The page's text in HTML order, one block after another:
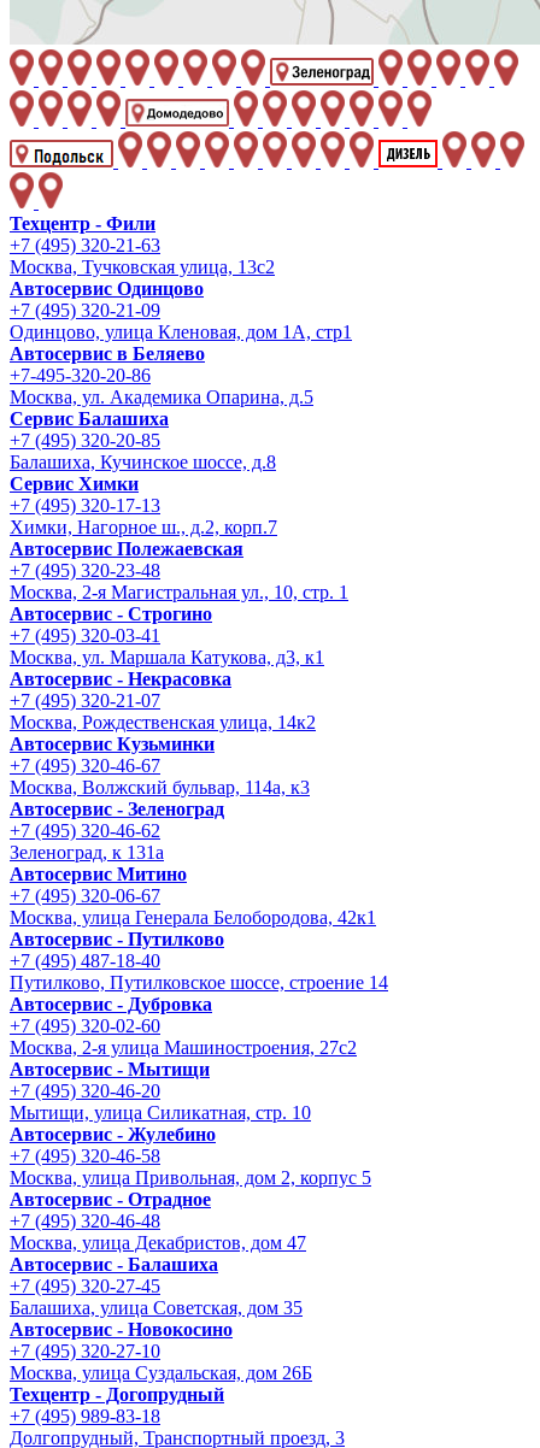
Техцентр - Фили
+7 (495) 320-21-63
Москва, Тучковская улица, 13с2
Автосервис Одинцово
+7 (495) 320-21-09
Одинцово, улица Кленовая, дом 1А, стр1
Автосервис в Беляево
+7-495-320-20-86
Москва, ул. Академика Опарина, д.5
Сервис Балашиха
+7 (495) 320-20-85
Балашиха, Кучинское шоссе, д.8
Сервис Химки
+7 (495) 320-17-13
Химки, Нагорное ш., д.2, корп.7
Автосервис Полежаевская
+7 (495) 320-23-48
Москва, 2-я Магистральная ул., 10, стр. 1
Автосервис - Строгино
+7 (495) 320-03-41
Москва, ул. Маршала Катукова, д3, к1
Автосервис - Некрасовка
+7 (495) 320-21-07
Москва, Рождественская улица, 14к2
Автосервис Кузьминки
+7 (495) 320-46-67
Москва, Волжский бульвар, 114а, к3
Автосервис - Зеленоград
+7 (495) 320-46-62
Зеленоград, к 131а
Автосервис Митино
+7 (495) 320-06-67
Москва, улица Генерала Белобородова, 42к1
Автосервис - Путилково
+7 (495) 487-18-40
Путилково, Путилковское шоссе, строение 14
Автосервис - Дубровка
+7 (495) 320-02-60
Москва, 2-я улица Машиностроения, 27с2
Автосервис - Мытищи
+7 (495) 320-46-20
Мытищи, улица Силикатная, стр. 10
Автосервис - Жулебино
+7 (495) 320-46-58
Москва, улица Привольная, дом 2, корпус 5
Автосервис - Отрадное
+7 (495) 320-46-48
Москва, улица Декабристов, дом 47
Автосервис - Балашиха
+7 (495) 320-27-45
Балашиха, улица Советская, дом 35
Автосервис - Новокосино
+7 (495) 320-27-10
Москва, улица Суздальская, дом 26Б
Техцентр - Догопрудный
+7 (495) 989-83-18
Долгопрудный, Транспортный проезд, 3